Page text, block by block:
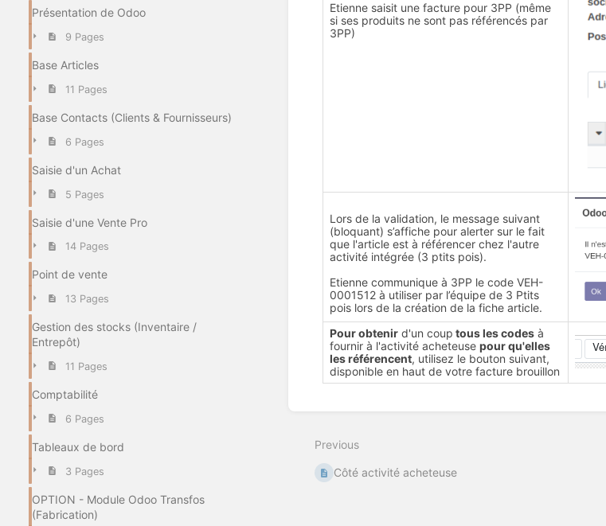
Présentation de Odoo
9 Pages
Base Articles
11 Pages
Base Contacts (Clients & Fournisseurs)
6 Pages
Saisie d'un Achat
5 Pages
Saisie d'une Vente Pro
14 Pages
Point de vente
13 Pages
Gestion des stocks (Inventaire /
Entrepôt)
11 Pages
Comptabilité
6 Pages
Tableaux de bord
3 Pages
OPTION - Module Odoo Transfos
(Fabrication)
Etienne saisit une facture pour 3PP (même
si ses produits ne sont pas référencés par
3PP)
Lors de la validation, le message suivant
(bloquant) s’affiche pour alerter sur le fait
que l'article est à référencer chez l'autre
activité intégrée (3 ptits pois).
Etienne communique à 3PP le code VEH-
0001512 à utiliser par l’équipe de 3 Ptits
pois lors de la création de la fiche article.
Pour obtenir d'un coup tous les codes à
fournir à l'activité acheteuse pour qu'elles
les référencent, utilisez le bouton suivant,
disponible en haut de votre facture brouillon
mode
Previous
Côté activité acheteuse